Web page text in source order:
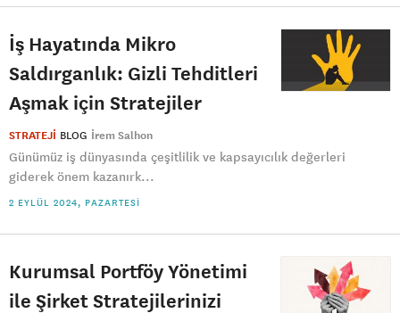
İş Hayatında Mikro
Saldırganlık: Gizli Tehditleri
Aşmak için Stratejiler
STRATEJİ BLOG İrem Salhon
Günümüz iş dünyasında çeşitlilik ve kapsayıcılık değerleri
giderek önem kazanırk...
2 EYLÜL 2024, PAZARTESI
Kurumsal Portföy Yönetimi
ile Şirket Stratejilerinizi